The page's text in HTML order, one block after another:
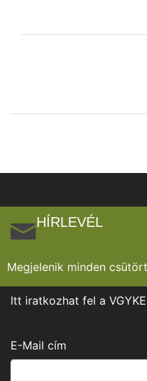
HÍRLEVÉL
Megjelenik minden
Itt iratkozhat fel a
E-Mail cím